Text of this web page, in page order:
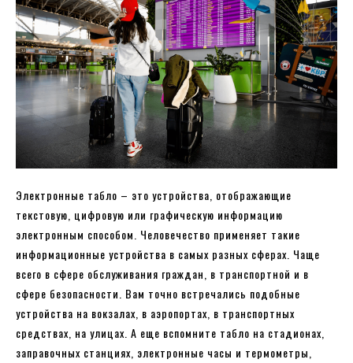
Электронные табло – это устройства, отображающие
текстовую, цифровую или графическую информацию
электронным способом. Человечество применяет такие
информационные устройства в самых разных сферах. Чаще
всего в сфере обслуживания граждан, в транспортной и в
сфере безопасности. Вам точно встречались подобные
устройства на вокзалах, в аэропортах, в транспортных
средствах, на улицах. А еще вспомните табло на стадионах,
заправочных станциях, электронные часы и термометры,